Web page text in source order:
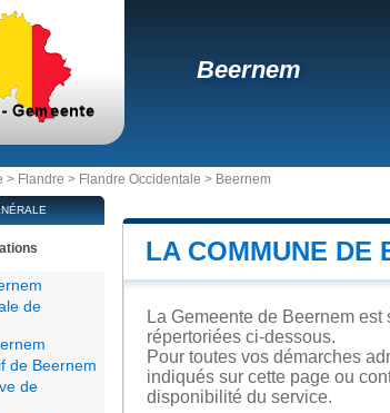
Beernem
> Flandre > Flandre Occidentale > Beernem
LA COMMUNE DE
La Gemeente de Beernem
répertoriées ci-dessous.
Pour toutes vos démarches
indiqués sur cette page ou
disponibilité du service.
de
de Beernem
de